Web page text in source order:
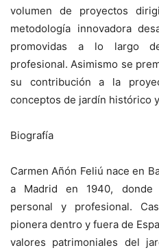
volumen de proyectos
metodología innovadora
promovidas a lo largo
profesional. Asimismo se
su contribución a la
conceptos de jardín histórico
Biografía
Carmen Añón Feliú nace en
a Madrid en 1940, donde
personal y profesional.
pionera dentro y fuera de
valores patrimoniales del